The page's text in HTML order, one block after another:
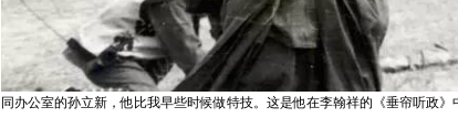
同办公室的孙立新，他比我早些时候做特技。这是他在李翰祥的《垂帘听政》